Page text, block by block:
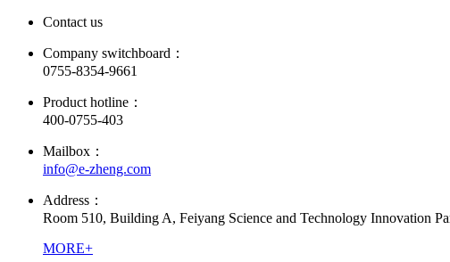
Contact us
Company switchboard：
0755-8354-9661
Product hotline：
400-0755-403
Mailbox：
info@e-zheng.com
Address：
Room 510, Building A, Feiyang Science and Technology Innovation
MORE+